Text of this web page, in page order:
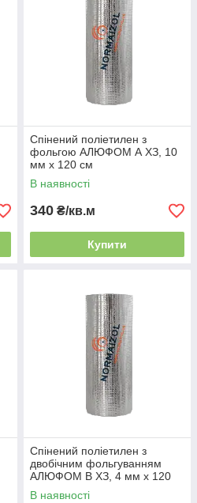
Спінений поліетилен з
фольгою АЛЮФОМ А ХЗ, 10
мм х 120 см
В наявності
340 ₴/кв.м
Купити
Спінений поліетилен з
двобічним фольгуванням
АЛЮФОМ В ХЗ, 4 мм х 120
см
В наявності